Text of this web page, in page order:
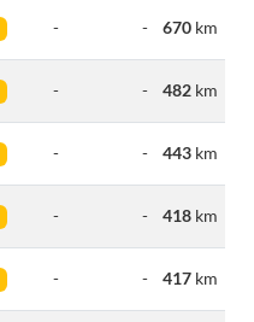
- - 670 km
- - 482 km
- - 443 km
- - 418 km
- - 417 km